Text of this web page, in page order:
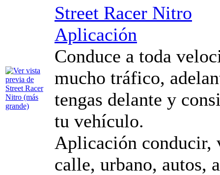
Street Racer Nitro
Aplicación
Conduce a toda
mucho tráfico,
tengas delante y
tu vehículo.
Aplicación conducir,
calle, urbano, autos,